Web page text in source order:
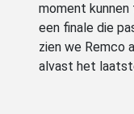
moment
een finale die
zien we Remco
alvast het